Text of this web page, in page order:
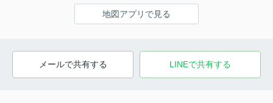
地図アプリで見る
メールで共有する LINEで共有する